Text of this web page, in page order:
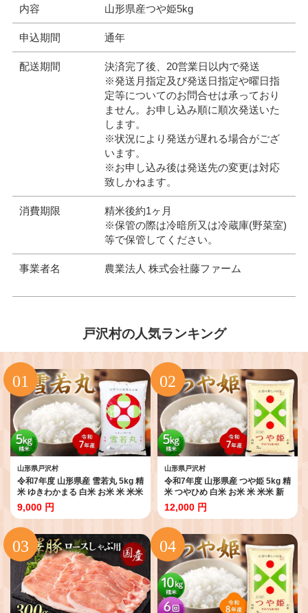
内容 山形県産つや姫5kg
申込期間 通年
配送期間
決済完了後、20営業日以内で発送
※発送月指定及び発送日指定や曜日指
定等についてのお問合せは承っており
ません。お申し込み順に順次発送いた
します。
※状況により発送が遅れる場合がござ
います。
※お申し込み後は発送先の変更は対応
致しかねます。
消費期限
精米後約1ヶ月
※保管の際は冷暗所又は冷蔵庫(野菜室)
等で保管してください。
事業者名 農業法人 株式会社藤ファーム
戸沢村の人気ランキング
山形県戸沢村
令和7年度 山形県産 雪若丸 5kg 精
米 ゆきわかまる 白米 お米 米 米米
新米 ご飯 ごはん ブランド米 銘柄
米 2025年産 令和7年度産 家庭用
自宅用 贈答用 お取り寄せ 食品 山
形県 戸沢村 F7W-0299
9,000 円
山形県戸沢村
令和7年度 山形県産 つや姫 5kg 精
米 つやひめ 白米 お米 米 米米 新
米 ご飯 ごはん ブランド米 銘柄米
2025年産 令和7年度産 家庭用 自
宅用 贈答用 お取り寄せ 食品 山形
県 戸沢村 F7W-0316
12,000 円